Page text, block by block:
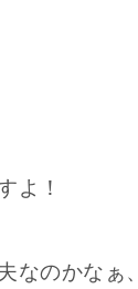
よ！
なのかなぁ、